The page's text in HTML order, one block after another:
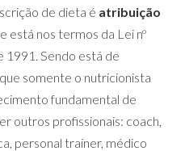
de dieta é atribuição
e está nos termos da Lei nº
1991. Sendo está de
somente o nutricionista
fundamental de
outros profissionais: coach,
personal trainer, médico